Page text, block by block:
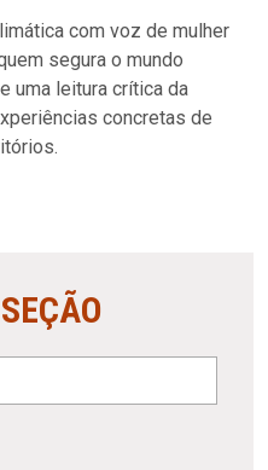
com voz de mulher
segura o mundo
uma leitura crítica da
concretas de